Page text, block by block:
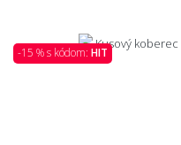
-15 % s kódom: HIT